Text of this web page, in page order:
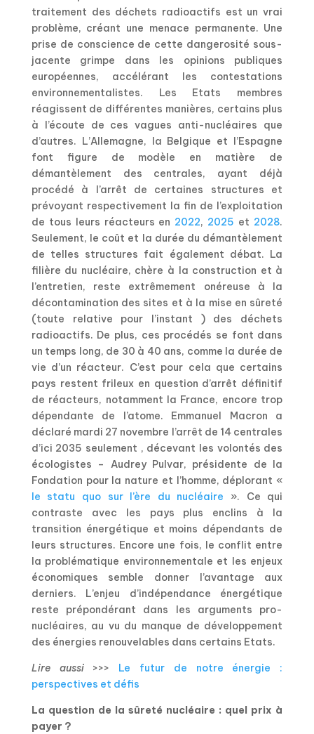
traitement des déchets radioactifs est un vrai
problème, créant une menace permanente. Une
prise de conscience de cette dangerosité sous-
jacente grimpe dans les opinions publiques
européennes, accélérant les contestations
environnementalistes. Les Etats membres
réagissent de différentes manières, certains plus
à l’écoute de ces vagues anti-nucléaires que
d’autres. L’Allemagne, la Belgique et l’Espagne
font figure de modèle en matière de
démantèlement des centrales, ayant déjà
procédé à l’arrêt de certaines structures et
prévoyant respectivement la fin de l’exploitation
de tous leurs réacteurs en 2022, 2025 et 2028.
Seulement, le coût et la durée du démantèlement
de telles structures fait également débat. La
filière du nucléaire, chère à la construction et à
l’entretien, reste extrêmement onéreuse à la
décontamination des sites et à la mise en sûreté
(toute relative pour l’instant ) des déchets
radioactifs. De plus, ces procédés se font dans
un temps long, de 30 à 40 ans, comme la durée de
vie d’un réacteur. C’est pour cela que certains
pays restent frileux en question d’arrêt définitif
de réacteurs, notamment la France, encore trop
dépendante de l’atome. Emmanuel Macron a
déclaré mardi 27 novembre l’arrêt de 14 centrales
d’ici 2035 seulement , décevant les volontés des
écologistes – Audrey Pulvar, présidente de la
Fondation pour la nature et l’homme, déplorant «
le statu quo sur l’ère du nucléaire ». Ce qui
contraste avec les pays plus enclins à la
transition énergétique et moins dépendants de
leurs structures. Encore une fois, le conflit entre
la problématique environnementale et les enjeux
économiques semble donner l’avantage aux
derniers. L’enjeu d’indépendance énergétique
reste prépondérant dans les arguments pro-
nucléaires, au vu du manque de développement
des énergies renouvelables dans certains Etats.
Lire aussi>>> Le futur de notre énergie :
perspectives et défis
La question de la sûreté nucléaire : quel prix à
payer ?